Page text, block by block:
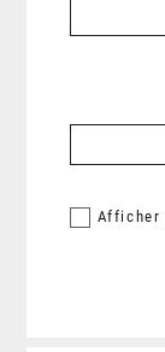
Afficher